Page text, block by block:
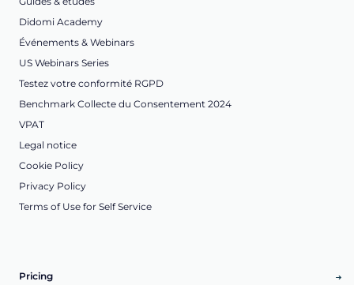
Didomi Academy
Événements & Webinars
US Webinars Series
Testez votre conformité RGPD
Benchmark Collecte du Consentement 2024
VPAT
Legal notice
Cookie Policy
Privacy Policy
Terms of Use for Self Service
Pricing